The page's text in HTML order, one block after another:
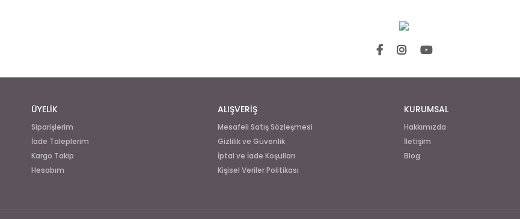
ÜYELİK
Siparişlerim
İade Taleplerim
Kargo Takip
Hesabım
ALIŞVERİŞ
Mesafeli Satış Sözleşmesi
Gizlilik ve Güvenlik
İptal ve İade Koşulları
Kişisel Veriler Politikası
KURUMSAL
Hakkımızda
İletişim
Blog